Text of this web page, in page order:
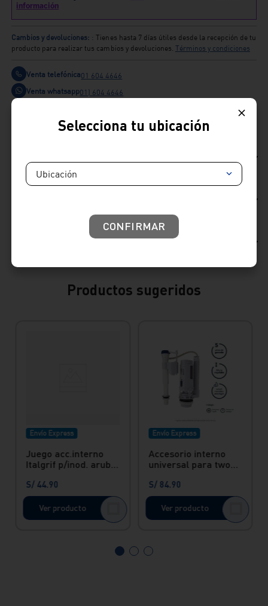
Cambios y devoluciones: : Tienes hasta 7 días útiles desde la recepción de tu
producto para realizar tus cambios y devoluciones. Términos y condiciones
Venta telefónica01 604 4646
Venta whatsapp01) 604 4646
Consideraciones de producto
Productos sugeridos
Envío Express
Juego acc.interno
Italgrif p/inod. aruba
S/ 44 90
Ver producto
Envío Express
Accesorio interno
universal para two
S/ 84 90
Ver producto
Selecciona tu ubicación
Ubicación
CONFIRMAR